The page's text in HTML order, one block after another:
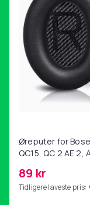
Øreputer for Bose
QC15, QC 2 AE 2,
89 kr
Tidligere laveste pris: